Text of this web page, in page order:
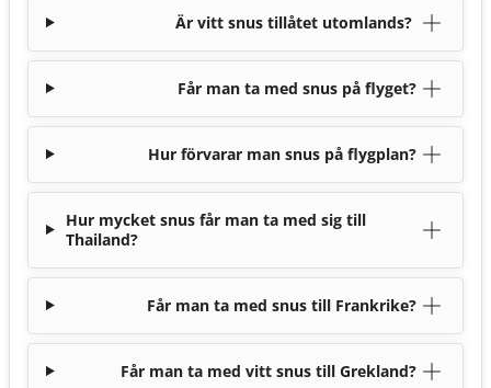
Är vitt snus tillåtet utomlands?
Får man ta med snus på flyget?
Hur förvarar man snus på flygplan?
Hur mycket snus får man ta med sig till
Thailand?
Får man ta med snus till Frankrike?
Får man ta med vitt snus till Grekland?